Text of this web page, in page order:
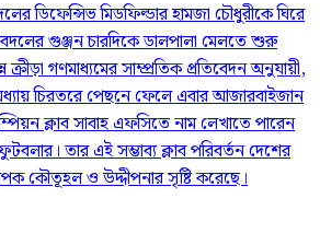
ডিফেন্সিভ মিডফিল্ডার হামজা চৌধুরীকে ঘিরে
গুঞ্জন চারদিকে ডালপালা মেলতে শুরু
ক্রীড়া গণমাধ্যমের সাম্প্রতিক প্রতিবেদন অনুযায়ী,
চিরতরে পেছনে ফেলে এবার আজারবাইজান
ক্লাব সাবাহ এফসিতে নাম লেখাতে পারেন
তার এই সম্ভাব্য ক্লাব পরিবর্তন দেশের
কৌতূহল ও উদ্দীপনার সৃষ্টি করেছে।